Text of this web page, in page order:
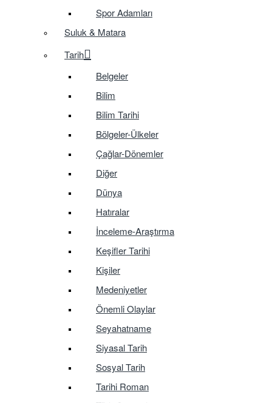
Spor Adamları
Suluk & Matara
Tarih
Belgeler
Bilim
Bilim Tarihi
Bölgeler-Ülkeler
Çağlar-Dönemler
Diğer
Dünya
Hatıralar
İnceleme-Araştırma
Keşifler Tarihi
Kişiler
Medeniyetler
Önemli Olaylar
Seyahatname
Siyasal Tarih
Sosyal Tarih
Tarihi Roman